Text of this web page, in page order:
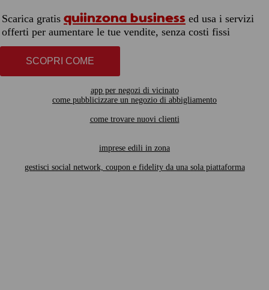
Scarica gratis quiinzona business ed usa i servizi
offerti per aumentare le tue vendite, senza costi fissi
SCOPRI COME
app per negozi di vicinato
come pubblicizzare un negozio di abbigliamento
come trovare nuovi clienti
imprese edili in zona
gestisci social network, coupon e fidelity da una sola piattaforma